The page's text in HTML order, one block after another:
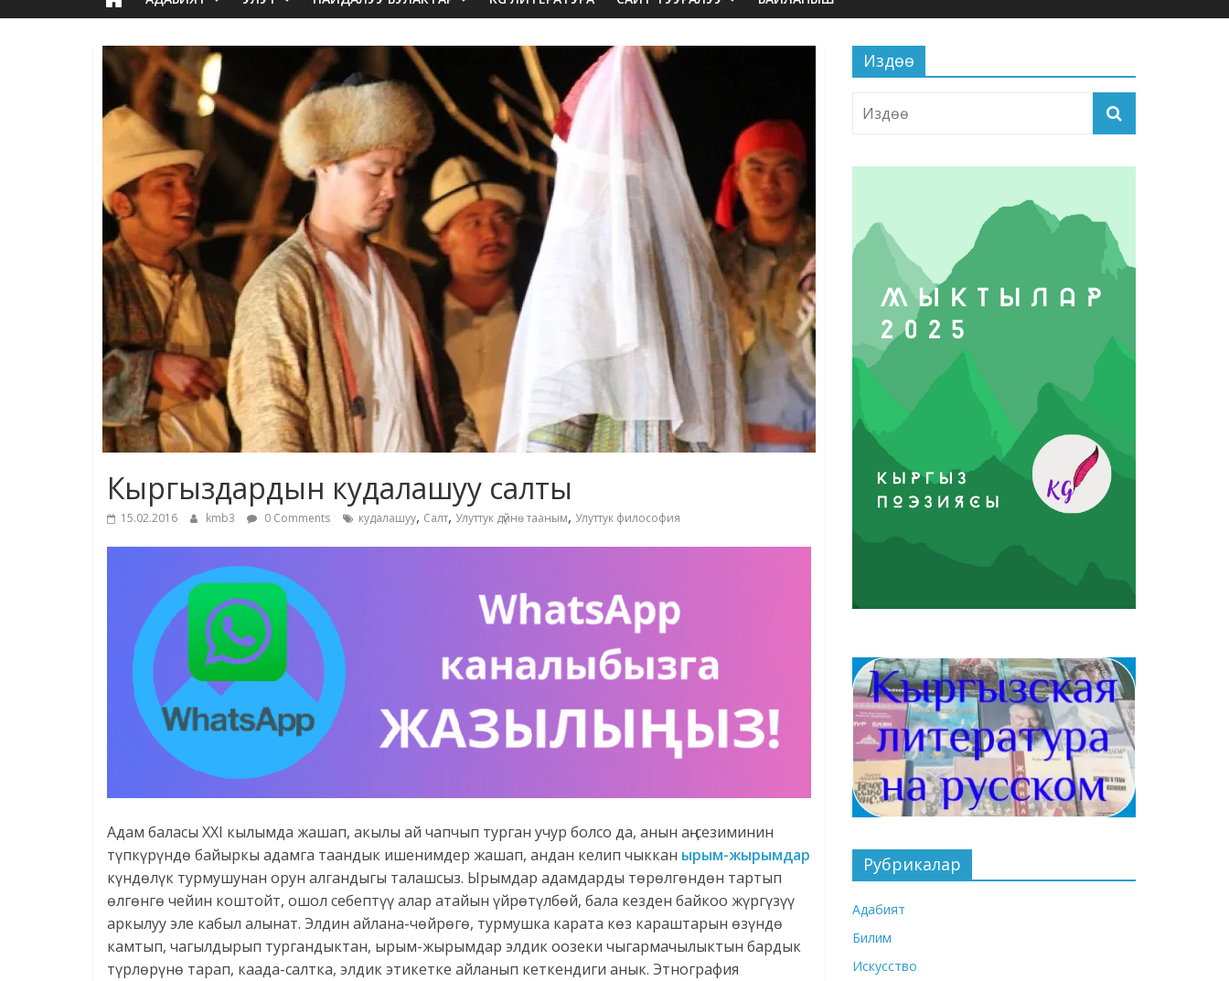
Кыргыздардын кудалашуу салты
15.02.2016 kmb3 0 Comments кудалашуу, Салт, Улуттук дүйнө тааным, Улуттук философия
Адам баласы XXI кылымда жашап, акылы ай чапчып турган учур болсо да, анын аң-сезиминин
түпкүрүндө байыркы адамга таандык ишенимдер жашап, андан келип чыккан ырым-жырымдар
күндөлүк турмушунан орун алгандыгы талашсыз. Ырымдар адамдарды төрөлгөндөн тартып
өлгөнгө чейин коштойт, ошол себептүү алар атайын үйрөтүлбөй, бала кезден байкоо жүргүзүү
аркылуу эле кабыл алынат. Элдин айлана-чөйрөгө, турмушка карата көз караштарын өзүндө
камтып, чагылдырып тургандыктан, ырым-жырымдар элдик оозеки чыгармачылыктын бардык
түрлөрүнө тарап, каада-салтка, элдик этикетке айланып кеткендиги анык. Этнография
Издөө
Рубрикалар
Адабият
Билим
Искусство